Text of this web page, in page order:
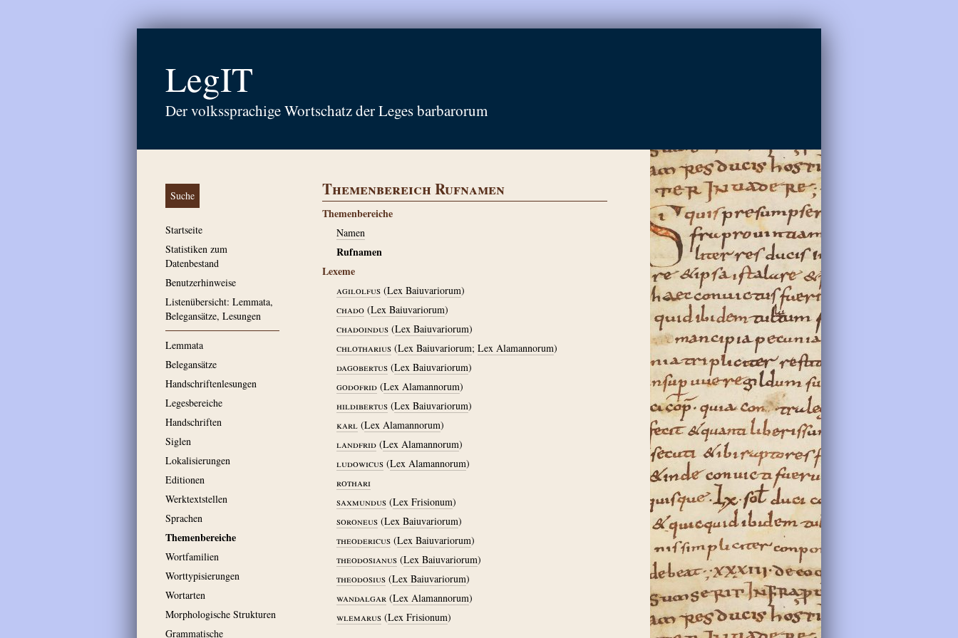
LegIT
Der volkssprachige Wortschatz der Leges barbarorum
Suche
Startseite
Statistiken zum
Datenbestand
Benutzerhinweise
Listenübersicht: Lemmata,
Belegansätze, Lesungen
Lemmata
Belegansätze
Handschriftenlesungen
Legesbereiche
Handschriften
Siglen
Lokalisierungen
Editionen
Werktextstellen
Sprachen
Themenbereiche
Wortfamilien
Worttypisierungen
Wortarten
Morphologische Strukturen
Grammatische
Themenbereich Rufnamen
Themenbereiche
Namen
Rufnamen
Lexeme
agilolfus (Lex Baiuvariorum)
chado (Lex Baiuvariorum)
chadoindus (Lex Baiuvariorum)
chlotharius (Lex Baiuvariorum; Lex Alamannorum)
dagobertus (Lex Baiuvariorum)
godofrid (Lex Alamannorum)
hildibertus (Lex Baiuvariorum)
karl (Lex Alamannorum)
landfrid (Lex Alamannorum)
ludowicus (Lex Alamannorum)
rothari
saxmundus (Lex Frisionum)
soroneus (Lex Baiuvariorum)
theodericus (Lex Baiuvariorum)
theodosianus (Lex Baiuvariorum)
theodosius (Lex Baiuvariorum)
wandalgar (Lex Alamannorum)
wlemarus (Lex Frisionum)